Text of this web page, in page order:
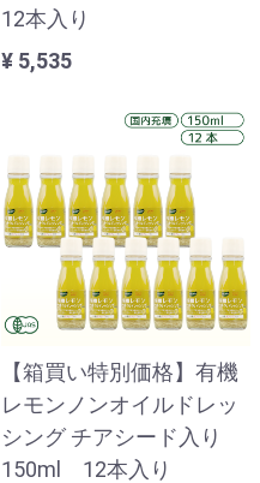
12本入り
¥ 5,535
【箱買い特別価格】有機
レモンノンオイルドレッ
シング チアシード入り
150ml 12本入り